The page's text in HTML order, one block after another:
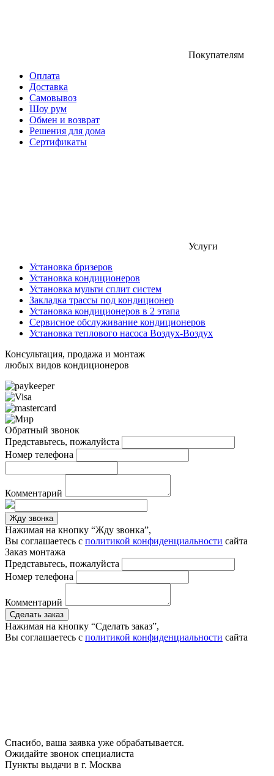
Покупателям
Оплата
Доставка
Самовывоз
Шоу рум
Обмен и возврат
Решения для дома
Сертификаты
Услуги
Установка бризеров
Установка кондиционеров
Установка мульти сплит систем
Закладка трассы под кондиционер
Установка кондиционеров в 2 этапа
Сервисное обслуживание кондиционеров
Установка теплового насоса Воздух-Воздух
Консультация, продажа и монтаж
любых видов кондиционеров
Обратный звонок
Представьтесь, пожалуйста
Номер телефона
Комментарий
Жду звонка
Нажимая на кнопку “Жду звонка”,
Вы соглашаетесь с политикой конфиденциальности сайта
Заказ монтажа
Представьтесь, пожалуйста
Номер телефона
Комментарий
Сделать заказ
Нажимая на кнопку “Сделать заказ”,
Вы соглашаетесь с политикой конфиденциальности сайта
Спасибо, ваша заявка уже обрабатывается.
Ожидайте звонок специалиста
Пункты выдачи в г. Москва